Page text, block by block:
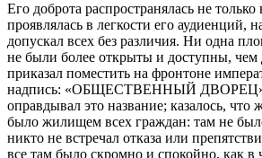
Его доброта распространялась не только
проявлялась в легкости его аудиенций,
допускал всех без различия. Ни одна
не были более открыты и доступны, чем
приказал поместить на фронтоне
надпись: «ОБЩЕСТВЕННЫЙ ДВОРЕЦ».
оправдывал это название; казалось,
было жилищем всех граждан: там не
никто не встречал отказа или
все там было скромно и спокойно, как в